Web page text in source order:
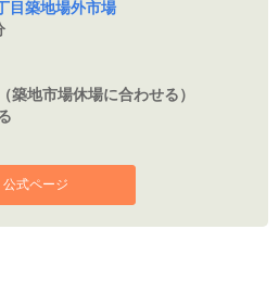
目築地場外市場
築地市場休場に合わせる）
公式ページ